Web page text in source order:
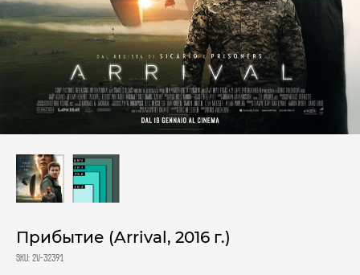
Прибытие (Arrival, 2016 г.)
SKU: 2V-32391